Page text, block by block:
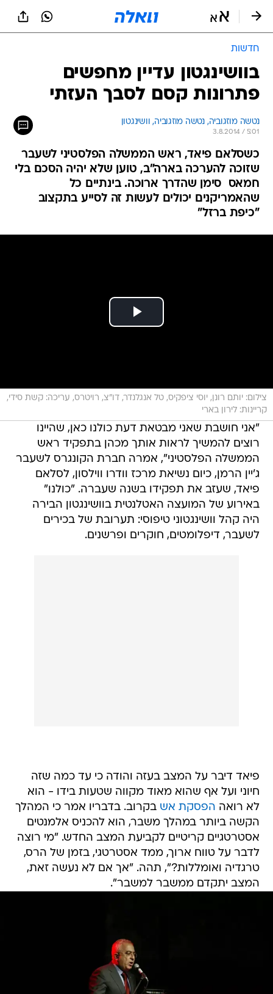
חדשות
בוושינגטון עדיין מחפשים
פתרונות קסם לסבך העזתי
נטשה מוזגוביה, נטשה מוזגוביה, וושינגטון
3.8.2014 / 5:01
כשסלאם פיאד, ראש הממשלה הפלסטיני לשעבר
שזוכה להערכה בארה"ב, טוען שלא יהיה הסכם בלי
חמאס  סימן שהדרך ארוכה. בינתיים כל
שהאמריקנים יכולים לעשות זה לסייע בתקצוב
"כיפת ברזל"
צילום: יותם רונן, יוסי ציפקיס, טל אנגלנדר, דו"צ, רויטרס, עריכה: קשת סידי,
קריינות: לירון בארי
"אני חושבת שאני מבטאת דעת כולנו כאן, שהיינו
רוצים להמשיך לראות אותך מכהן בתפקיד ראש
הממשלה הפלסטיני", אמרה חברת הקונגרס לשעבר
ג'יין הרמן, כיום נשיאת מרכז וודרו ווילסון, לסלאם
פיאד, שעזב את תפקידו בשנה שעברה. "כולנו"
באירוע של המועצה האטלנטית בוושינגטון הבירה
היה קהל וושינגטוני טיפוסי: תערובת של בכירים
לשעבר, דיפלומטים, חוקרים ופרשנים.
פיאד דיבר על המצב בעזה והודה כי עד כמה שזה
חיוני ועל אף שהוא מאוד מקווה שטעות בידו - הוא
לא רואה הפסקת אש בקרוב. בדבריו אמר כי המהלך
הקשה ביותר במהלך משבר, הוא להכניס אלמנטים
אסטרטגיים קריטיים לקביעת המצב החדש. "מי רוצה
לדבר על טווח ארוך, ממד אסטרטגי, בזמן של הרס,
טרגדיה ואומללות?", תהה. "אך אם לא נעשה זאת,
המצב יתקדם ממשבר למשבר".